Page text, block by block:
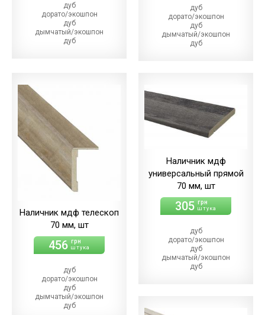
дуб
дорато/экошпон
дуб
дымчатый/экошпон
дуб
(+110.00 грн)
светлый/экошпон
дуб
шале/ПВХ
(+110.00 грн)
дуб
дорато/экошпон
дуб
дымчатый/экошпон
дуб
мерсо/ПВХ
(+21.00 грн)
дуб
светлый/экошпон
дуб
Наличник мдф телескоп
70 мм, шт
456 грн
штука
дуб
дорато/экошпон
дуб
дымчатый/экошпон
дуб
Наличник мдф
универсальный прямой
70 мм, шт
305 грн
штука
дуб
дорато/экошпон
дуб
дымчатый/экошпон
дуб